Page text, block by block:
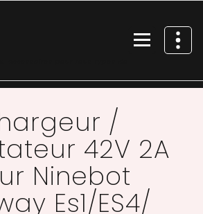
/
42V 2A
Ninebot
Es1/ES4/